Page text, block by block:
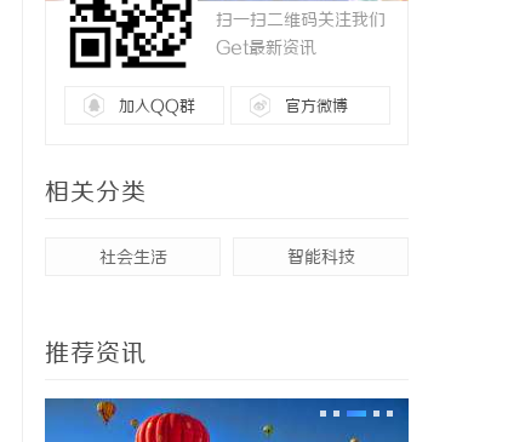
扫一扫二维码关注我们
Get最新资讯
加入QQ群 官方微博
相关分类
社会生活 智能科技
推荐资讯